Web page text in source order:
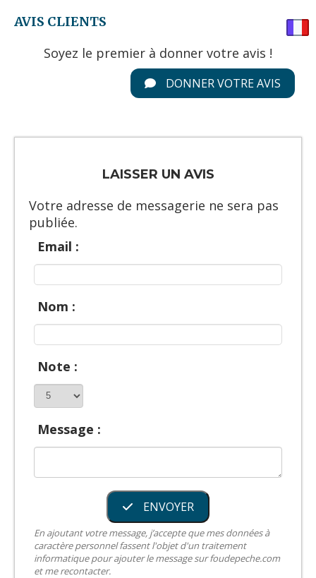
AVIS CLIENTS
Soyez le premier à donner votre avis !
DONNER VOTRE AVIS
LAISSER UN AVIS
Votre adresse de messagerie ne sera pas
publiée.
Email :
Nom :
Note :
Message :
ENVOYER
En ajoutant votre message, j’accepte que mes données à
caractère personnel fassent l'objet d'un traitement
informatique pour ajouter le message sur foudepeche.com
et me recontacter.